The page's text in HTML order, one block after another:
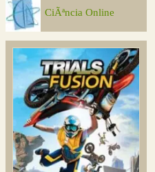
CiÃªncia Online